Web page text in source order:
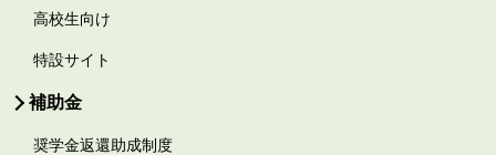
高校生向け
特設サイト
補助金
奨学金返還助成制度